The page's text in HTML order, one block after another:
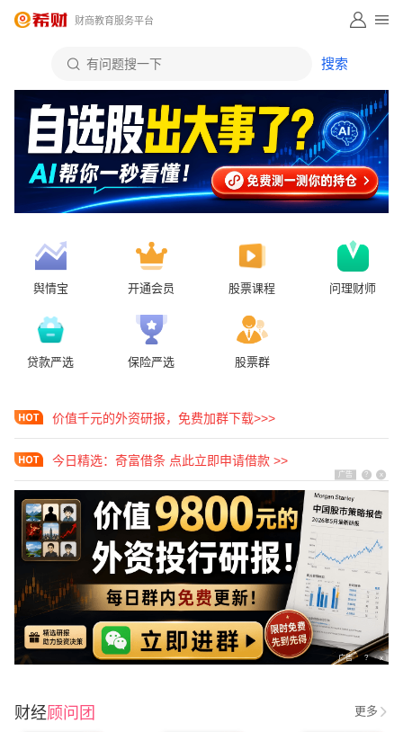
财商教育服务平台
舆情宝 开通会员 股票课程 问理财师
贷款严选 保险严选 股票群
广告 ? x
价值千元的外资研报，免费加群下载>>>
今日精选：奇富借条 点此立即申请借款 >>
广告 ? x
财经顾问团 更多